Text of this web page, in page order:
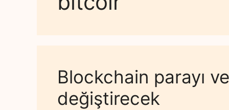
Blockchain parayı
değiştirecek